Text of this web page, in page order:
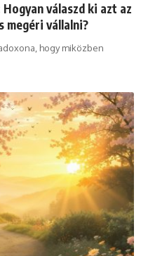
válaszd ki azt az
megéri vállalni?
hogy miközben